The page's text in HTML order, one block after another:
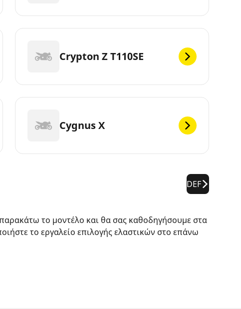
Crypton Z T110SE
Cygnus X
DEF
το μοντέλο και θα σας καθοδηγήσουμε στα
το εργαλείο επιλογής ελαστικών στο επάνω